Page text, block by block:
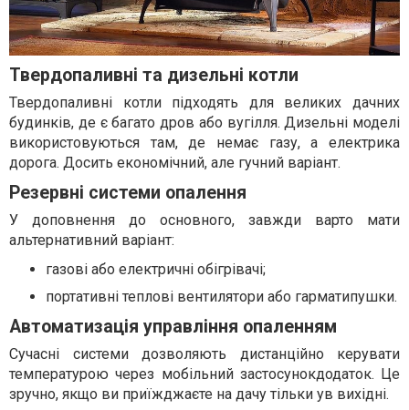
Твердопаливні та дизельні котли
Твердопаливні котли підходять для великих дачних
будинків, де є багато дров або вугілля. Дизельні моделі
використовуються там, де немає газу, а електрика
дорога. Досить економічний, але гучний варіант.
Резервні системи опалення
У доповнення до основного, завжди варто мати
альтернативний варіант:
газові або електричні обігрівачі;
портативні теплові вентилятори або гарматипушки.
Автоматизація управління опаленням
Сучасні системи дозволяють дистанційно керувати
температурою через мобільний застосунокдодаток. Це
зручно, якщо ви приїжджаєте на дачу тільки ув вихідні.